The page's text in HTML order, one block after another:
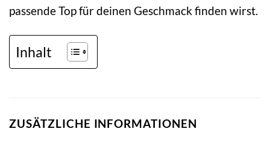
passende Top für deinen Geschmack finden wirst.
Inhalt
ZUSÄTZLICHE INFORMATIONEN